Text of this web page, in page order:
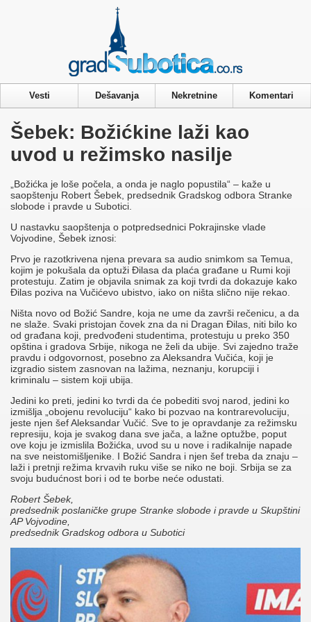
Vesti Dešavanja Nekretnine Komentari
Šebek: Božićkine laži kao
uvod u režimsko nasilje
„Božićka je loše počela, a onda je naglo popustila“ – kaže u
saopštenju Robert Šebek, predsednik Gradskog odbora Stranke
slobode i pravde u Subotici.
U nastavku saopštenja o potpredsednici Pokrajinske vlade
Vojvodine, Šebek iznosi:
Prvo je razotkrivena njena prevara sa audio snimkom sa Temua,
kojim je pokušala da optuži Đilasa da plaća građane u Rumi koji
protestuju. Zatim je objavila snimak za koji tvrdi da dokazuje kako
Đilas poziva na Vučićevo ubistvo, iako on ništa slično nije rekao.
Ništa novo od Božić Sandre, koja ne ume da završi rečenicu, a da
ne slaže. Svaki pristojan čovek zna da ni Dragan Đilas, niti bilo ko
od građana koji, predvođeni studentima, protestuju u preko 350
opština i gradova Srbije, nikoga ne želi da ubije. Svi zajedno traže
pravdu i odgovornost, posebno za Aleksandra Vučića, koji je
izgradio sistem zasnovan na lažima, neznanju, korupciji i
kriminalu – sistem koji ubija.
Jedini ko preti, jedini ko tvrdi da će pobediti svoj narod, jedini ko
izmišlja „obojenu revoluciju“ kako bi pozvao na kontrarevoluciju,
jeste njen šef Aleksandar Vučić. Sve to je opravdanje za režimsku
represiju, koja je svakog dana sve jača, a lažne optužbe, poput
ove koju je izmislila Božićka, uvod su u nove i radikalnije napade
na sve neistomišljenike. I Božić Sandra i njen šef treba da znaju –
laži i pretnji režima krvavih ruku više se niko ne boji. Srbija se za
svoju budućnost bori i od te borbe neće odustati.
Robert Šebek,
predsednik poslaničke grupe Stranke slobode i pravde u Skupštini
AP Vojvodine,
predsednik Gradskog odbora u Subotici
Privacy & Cookies Policy